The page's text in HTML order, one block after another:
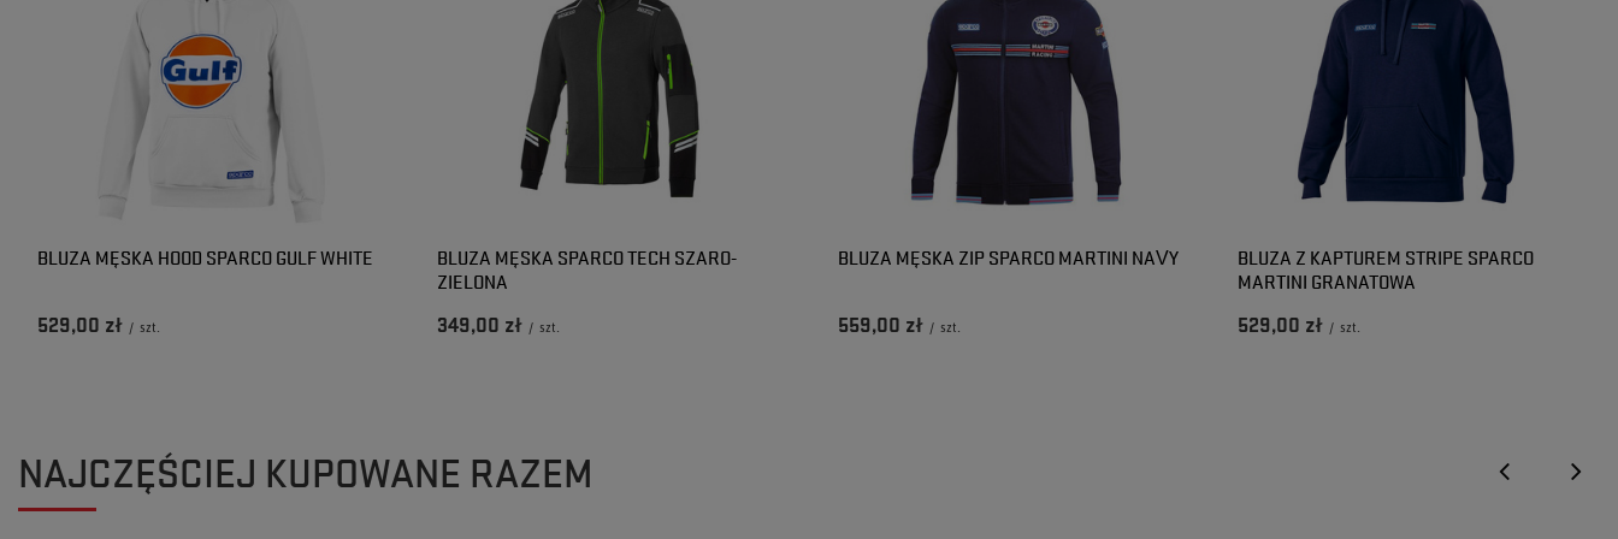
BLUZA MĘSKA HOOD SPARCO GULF WHITE
529,00 zł / szt.
BLUZA MĘSKA SPARCO TECH SZARO-
ZIELONA
349,00 zł / szt.
BLUZA MĘSKA ZIP SPARCO MARTINI NAVY
559,00 zł / szt.
BLUZA Z KAPTUREM STRIPE SPARCO
MARTINI GRANATOWA
529,00 zł / szt.
NAJCZĘŚCIEJ KUPOWANE RAZEM